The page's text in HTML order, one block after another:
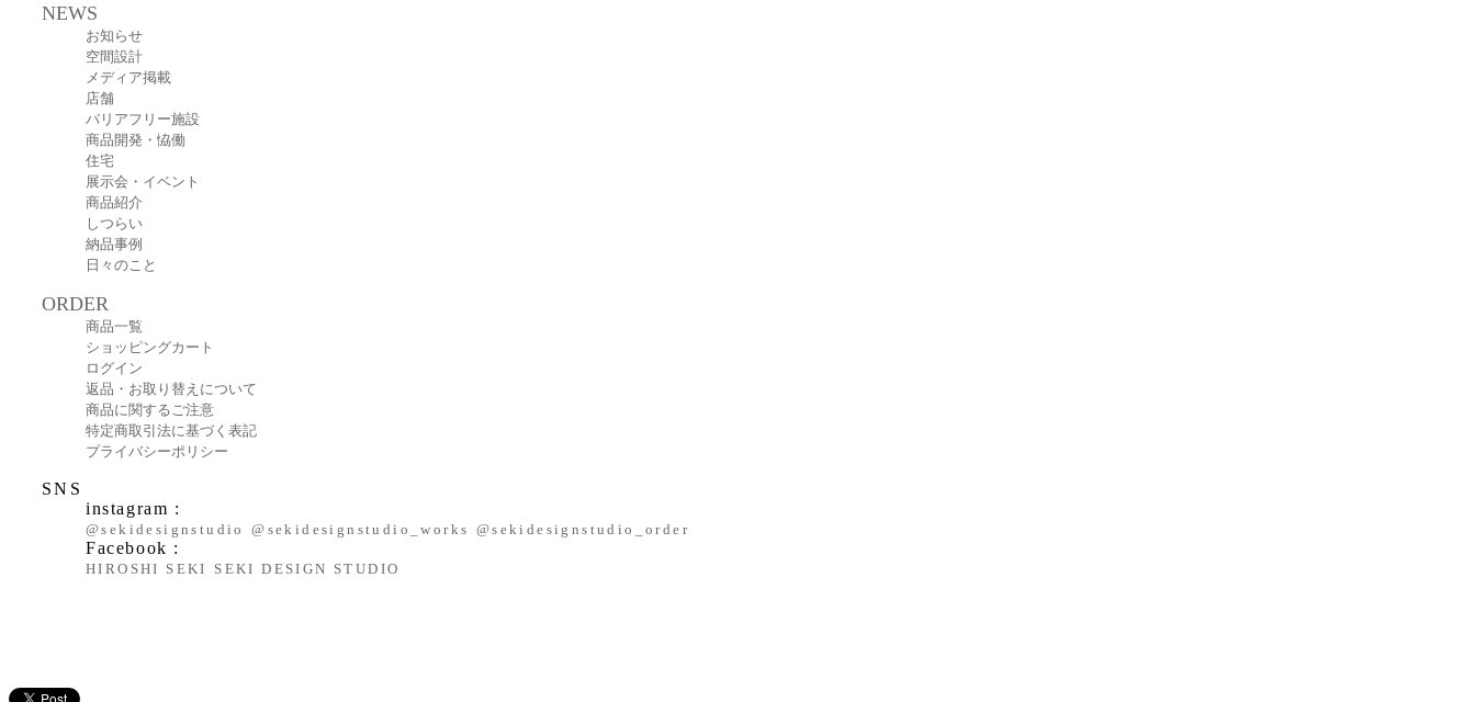
NEWS
お知らせ
空間設計
メディア掲載
店舗
バリアフリー施設
商品開発・恊働
住宅
展示会・イベント
商品紹介
しつらい
納品事例
日々のこと
ORDER
商品一覧
ショッピングカート
ログイン
返品・お取り替えについて
商品に関するご注意
特定商取引法に基づく表記
プライバシーポリシー
SNS
instagram :
@sekidesignstudio @sekidesignstudio_works @sekidesignstudio_order
Facebook :
HIROSHI SEKI SEKI DESIGN STUDIO